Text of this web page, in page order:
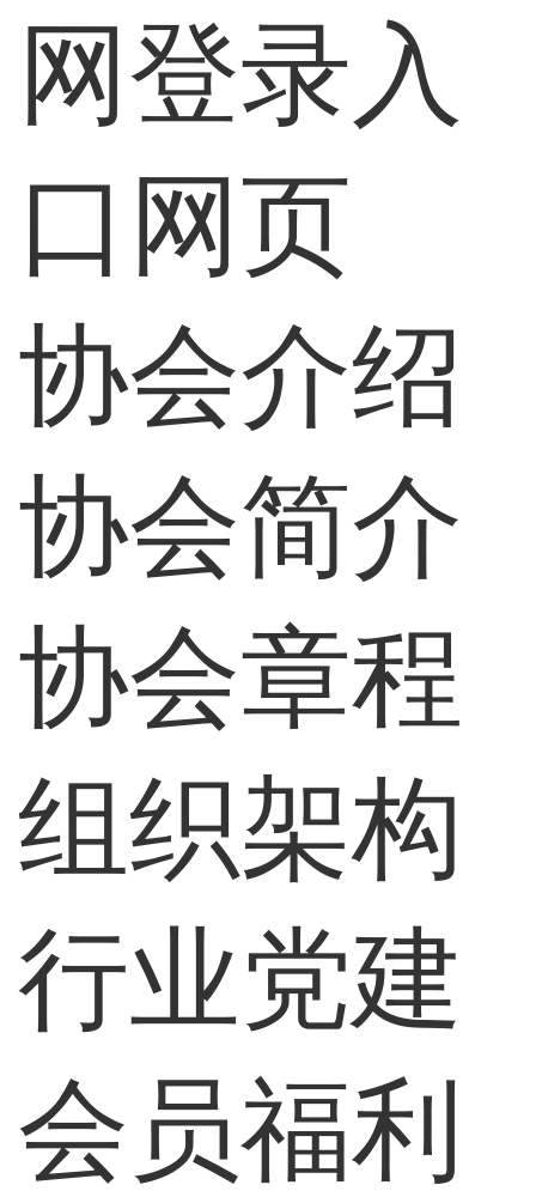
网登录入
口网页
协会介绍
协会简介
协会章程
组织架构
行业党建
会员福利